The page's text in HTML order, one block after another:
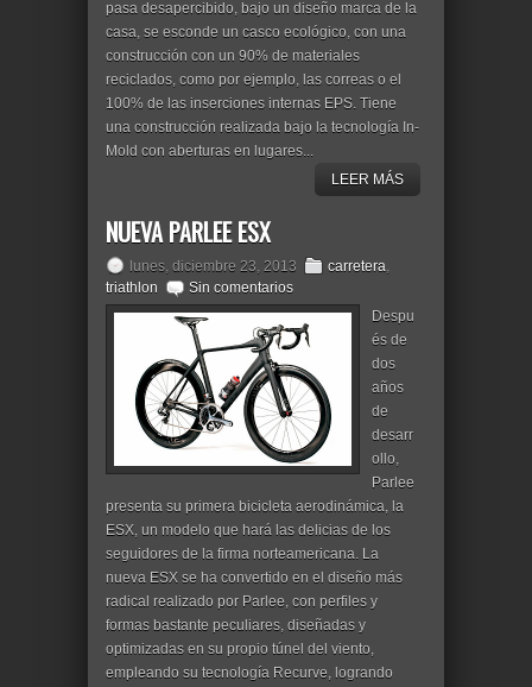
pasa desapercibido, bajo un diseño marca de la
casa, se esconde un casco ecológico, con una
construcción con un 90% de materiales
reciclados, como por ejemplo, las correas o el
100% de las inserciones internas EPS. Tiene
una construcción realizada bajo la tecnología In-
Mold con aberturas en lugares...
LEER MÁS
NUEVA PARLEE ESX
lunes, diciembre 23, 2013 carretera,
triathlon
Sin comentarios
Despu
és de
dos
años
de
desarr
ollo,
Parlee
presenta su primera bicicleta aerodinámica, la
ESX, un modelo que hará las delicias de los
seguidores de la firma norteamericana. La
nueva ESX se ha convertido en el diseño más
radical realizado por Parlee, con perfiles y
formas bastante peculiares, diseñadas y
optimizadas en su propio túnel del viento,
empleando su tecnología Recurve, logrando